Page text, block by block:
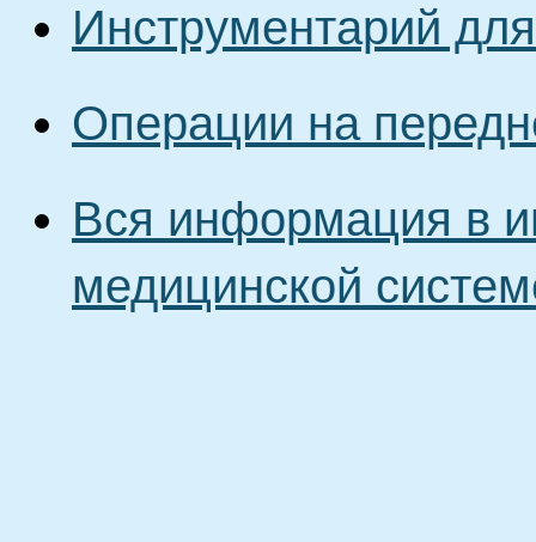
Инструментарий
Операции на
Вся информация в
медицинской